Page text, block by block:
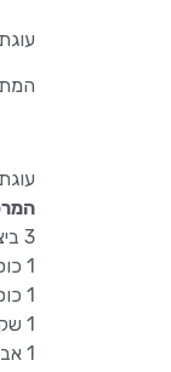
3 ביצים
1 כוס שמן
1 כוס סוכר
1 שקית סוכר וניל
1 אבקת אפיה